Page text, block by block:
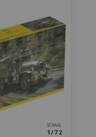
SCHAAL
1/72